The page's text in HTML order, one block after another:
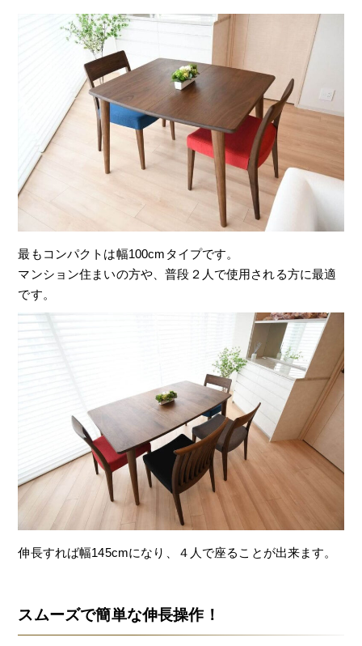
最もコンパクトは幅100cmタイプです。
マンション住まいの方や、普段２人で使用される方に最適
です。
伸長すれば幅145cmになり、４人で座ることが出来ます。
スムーズで簡単な伸長操作！